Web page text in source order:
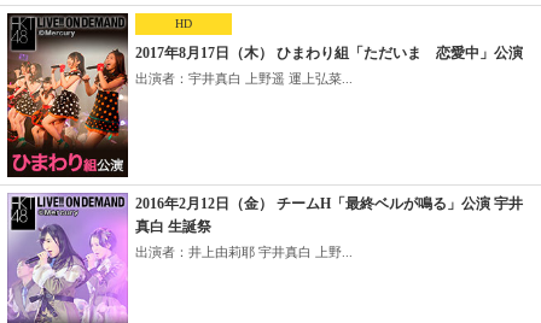
HD
2017年8月17日（木） ひまわり組「ただいま 恋愛中」公演
出演者：宇井真白 上野遥 運上弘菜...
2016年2月12日（金） チームH「最終ベルが鳴る」公演 宇井
真白 生誕祭
出演者：井上由莉耶 宇井真白 上野...